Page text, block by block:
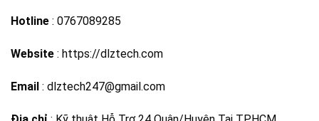
Hotline : 0767089285
Website : https://dlztech.com
Email : dlztech247@gmail.com